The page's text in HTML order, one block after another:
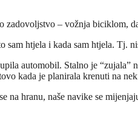
zadovoljstvo – vožnja
sam htjela i kada sam htjela. Tj.
automobil. Stalno je “zujala”
kada je planirala krenuti na
hranu, naše navike se